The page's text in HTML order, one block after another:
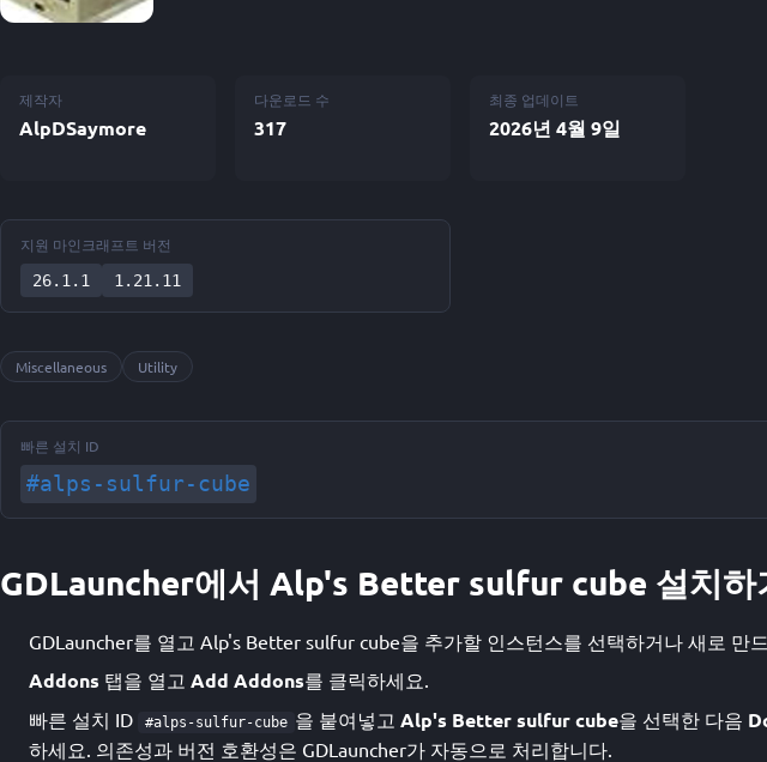
제작자
AlpDSaymore
다운로드 수
317
최종 업데이트
2026년 4월 9일
지원 마인크래프트 버전
26.1.1
1.21.11
Miscellaneous Utility
빠른 설치 ID
#alps-sulfur-cube
GDLauncher에서 Alp's Better sulfur cube 설치하
GDLauncher를 열고 Alp's Better sulfur cube을 추가할 인스턴스를 선택하거나 새로 만
Addons 탭을 열고 Add Addons를 클릭하세요.
빠른 설치 ID
#alps-sulfur-cube 을 붙여넣고 Alp's Better sulfur cube을 선택한 다음
하세요. 의존성과 버전 호환성은 GDLauncher가 자동으로 처리합니다.